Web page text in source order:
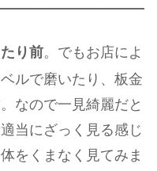
り前。でもお店によ
ルで磨いたり、板金
なので一見綺麗だと
当にざっく見る感じ
をくまなく見てみま